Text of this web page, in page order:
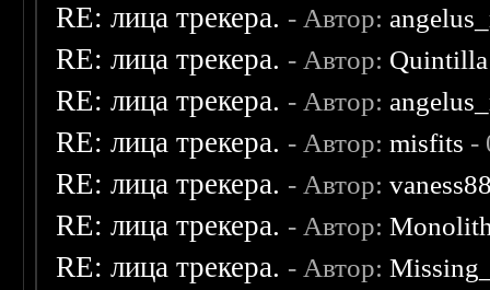
RE: лица трекера. - Автор:
RE: лица трекера. - Автор: Quintilla
RE: лица трекера. - Автор:
RE: лица трекера. - Автор:misfits -
RE: лица трекера. - Автор:
RE: лица трекера. - Автор:
RE: лица трекера. - Автор: